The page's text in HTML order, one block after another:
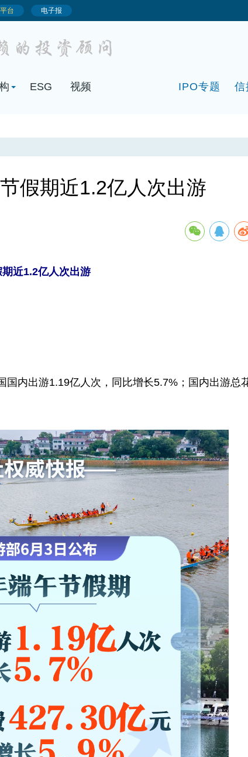
ESG 视频 IPO专题 信
假期近1.2亿人次出游
近1.2亿人次出游
内出游1.19亿人次，同比增长5.7%；国内出游总